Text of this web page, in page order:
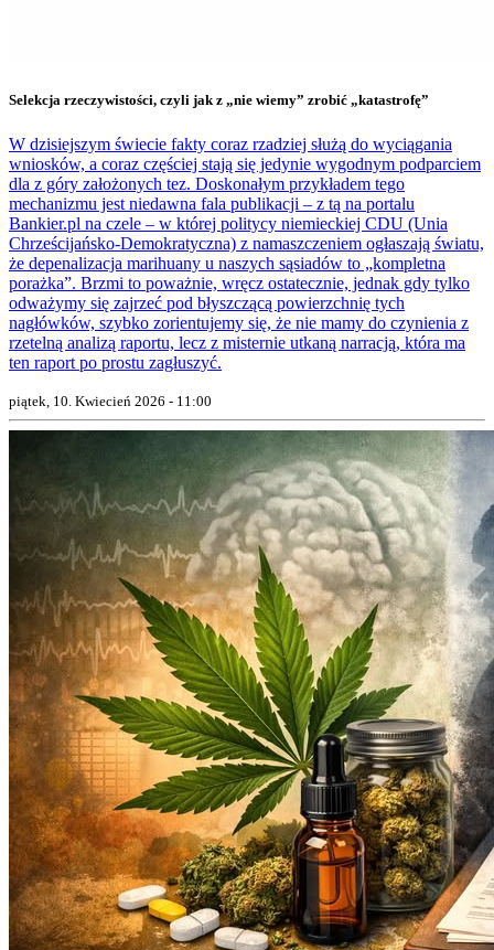
Selekcja rzeczywistości, czyli jak z „nie wiemy” zrobić „katastrofę”
W dzisiejszym świecie fakty coraz rzadziej służą do wyciągania
wniosków, a coraz częściej stają się jedynie wygodnym podparciem
dla z góry założonych tez. Doskonałym przykładem tego
mechanizmu jest niedawna fala publikacji – z tą na portalu
Bankier.pl na czele – w której politycy niemieckiej CDU (Unia
Chrześcijańsko-Demokratyczna) z namaszczeniem ogłaszają światu,
że depenalizacja marihuany u naszych sąsiadów to „kompletna
porażka”. Brzmi to poważnie, wręcz ostatecznie, jednak gdy tylko
odważymy się zajrzeć pod błyszczącą powierzchnię tych
nagłówków, szybko zorientujemy się, że nie mamy do czynienia z
rzetelną analizą raportu, lecz z misternie utkaną narracją, która ma
ten raport po prostu zagłuszyć.
piątek, 10. Kwiecień 2026 - 11:00